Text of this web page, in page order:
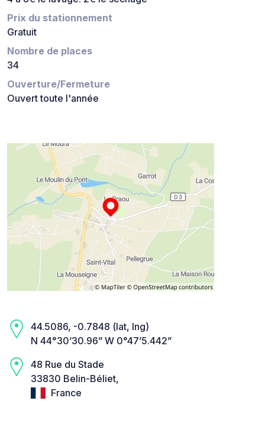
Prix du stationnement
Gratuit
Nombre de places
34
Ouverture/Fermeture
Ouvert toute l'année
44.5086, -0.7848 (lat, lng)
N 44°30’30.96” W 0°47’5.442”
48 Rue du Stade
33830 Belin-Béliet,
France